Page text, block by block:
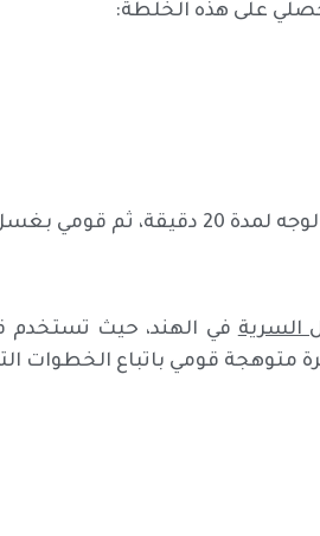
على هذه الخلطة:
بالماء البارد.
السريةفي الهند، حيث تستخدم
قومي باتباع الخطوات